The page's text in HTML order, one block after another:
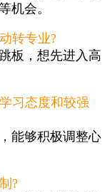
机会。
转专业?
板，想先进入高
习态度和较强
能够积极调整心
?